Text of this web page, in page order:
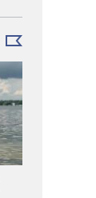
Выбрать